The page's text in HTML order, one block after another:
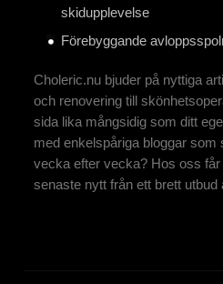
skidupplevelse
Förebyggande
Choleric.nu bjuder på nyttiga
och renovering till
sida lika mångsidig som ditt
med enkelspåriga bloggar
vecka efter vecka? Hos oss
senaste nytt från ett brett utbud